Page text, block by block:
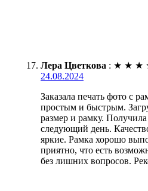
Лера Цветкова : ★ ★ ★
24.08.2024
Заказала печать фото с
простым и быстрым.
размер и рамку.
следующий день.
яркие. Рамка хорошо
приятно, что есть
без лишних вопросов.